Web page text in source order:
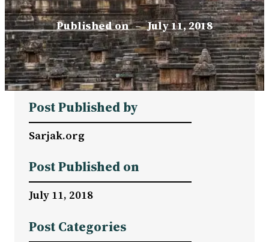
Published on – July 11, 2018
Post Published by
Sarjak.org
Post Published on
July 11, 2018
Post Categories